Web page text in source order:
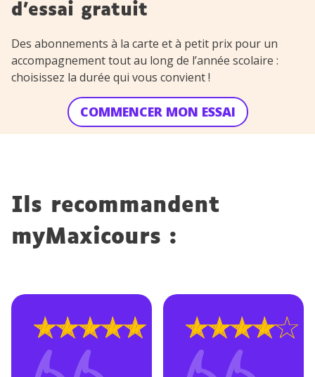
d’essai gratuit
Des abonnements à la carte et à petit prix pour un
accompagnement tout au long de l’année scolaire :
choisissez la durée qui vous convient !
COMMENCER MON ESSAI
Ils recommandent
myMaxicours :
Note : 5 sur 5 Note : 4 sur 5